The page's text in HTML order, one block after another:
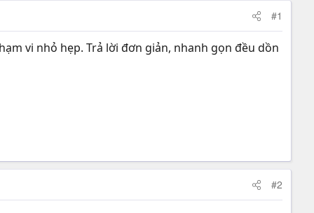
#1
vi nhỏ hẹp. Trả lời đơn giản, nhanh gọn đều dồn
#2